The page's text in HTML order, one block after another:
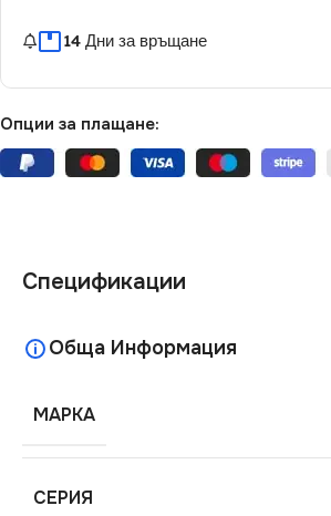
14 Дни за връщане
Опции за плащане:
Спецификации
Обща Информация
МАРКА
СЕРИЯ